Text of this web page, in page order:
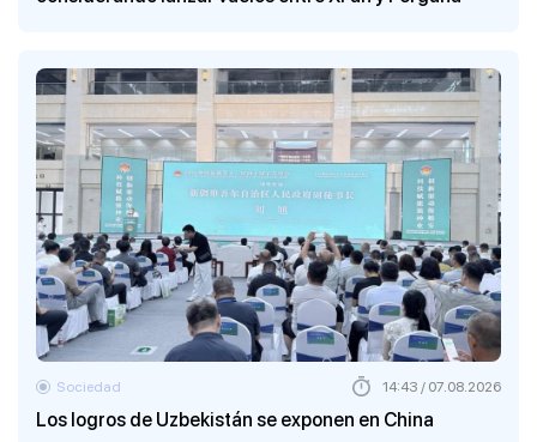
Los logros de Uzbekistán se exponen en China
Sociedad 14:43 / 07.08.2026